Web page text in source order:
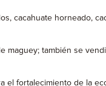
cacahuate horneado,
maguey; también se
el fortalecimiento de la